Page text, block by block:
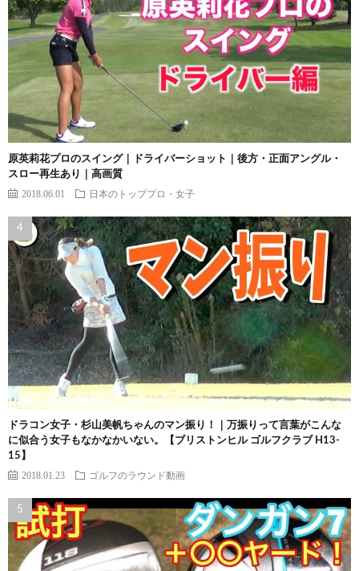
原英莉花プロのスイング｜ドライバーショット｜後方・正面アングル・
スロー再生あり｜高画質
2018.06.01 日本のトッププロ・女子
ドラコン女子・杉山美帆ちゃんのマン振り！｜万振りって言葉がこんな
に似合う女子もなかなかいない。【ブリストンヒル ゴルフクラブ H13-
15】
2018.01.23 ゴルフのラウンド動画